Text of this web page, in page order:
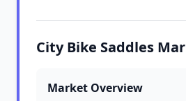
City Bike Saddles
Market Overview